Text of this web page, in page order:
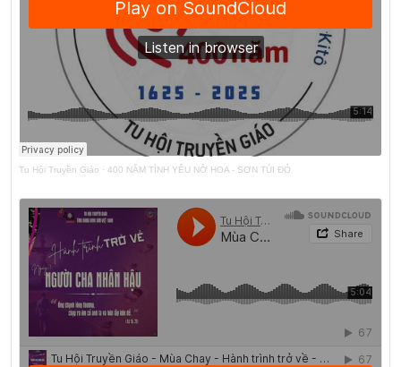
Tu Hội Truyền Giáo · 400 NĂM TÌNH YÊU NỞ HOA - SƠN TÚI ĐỎ